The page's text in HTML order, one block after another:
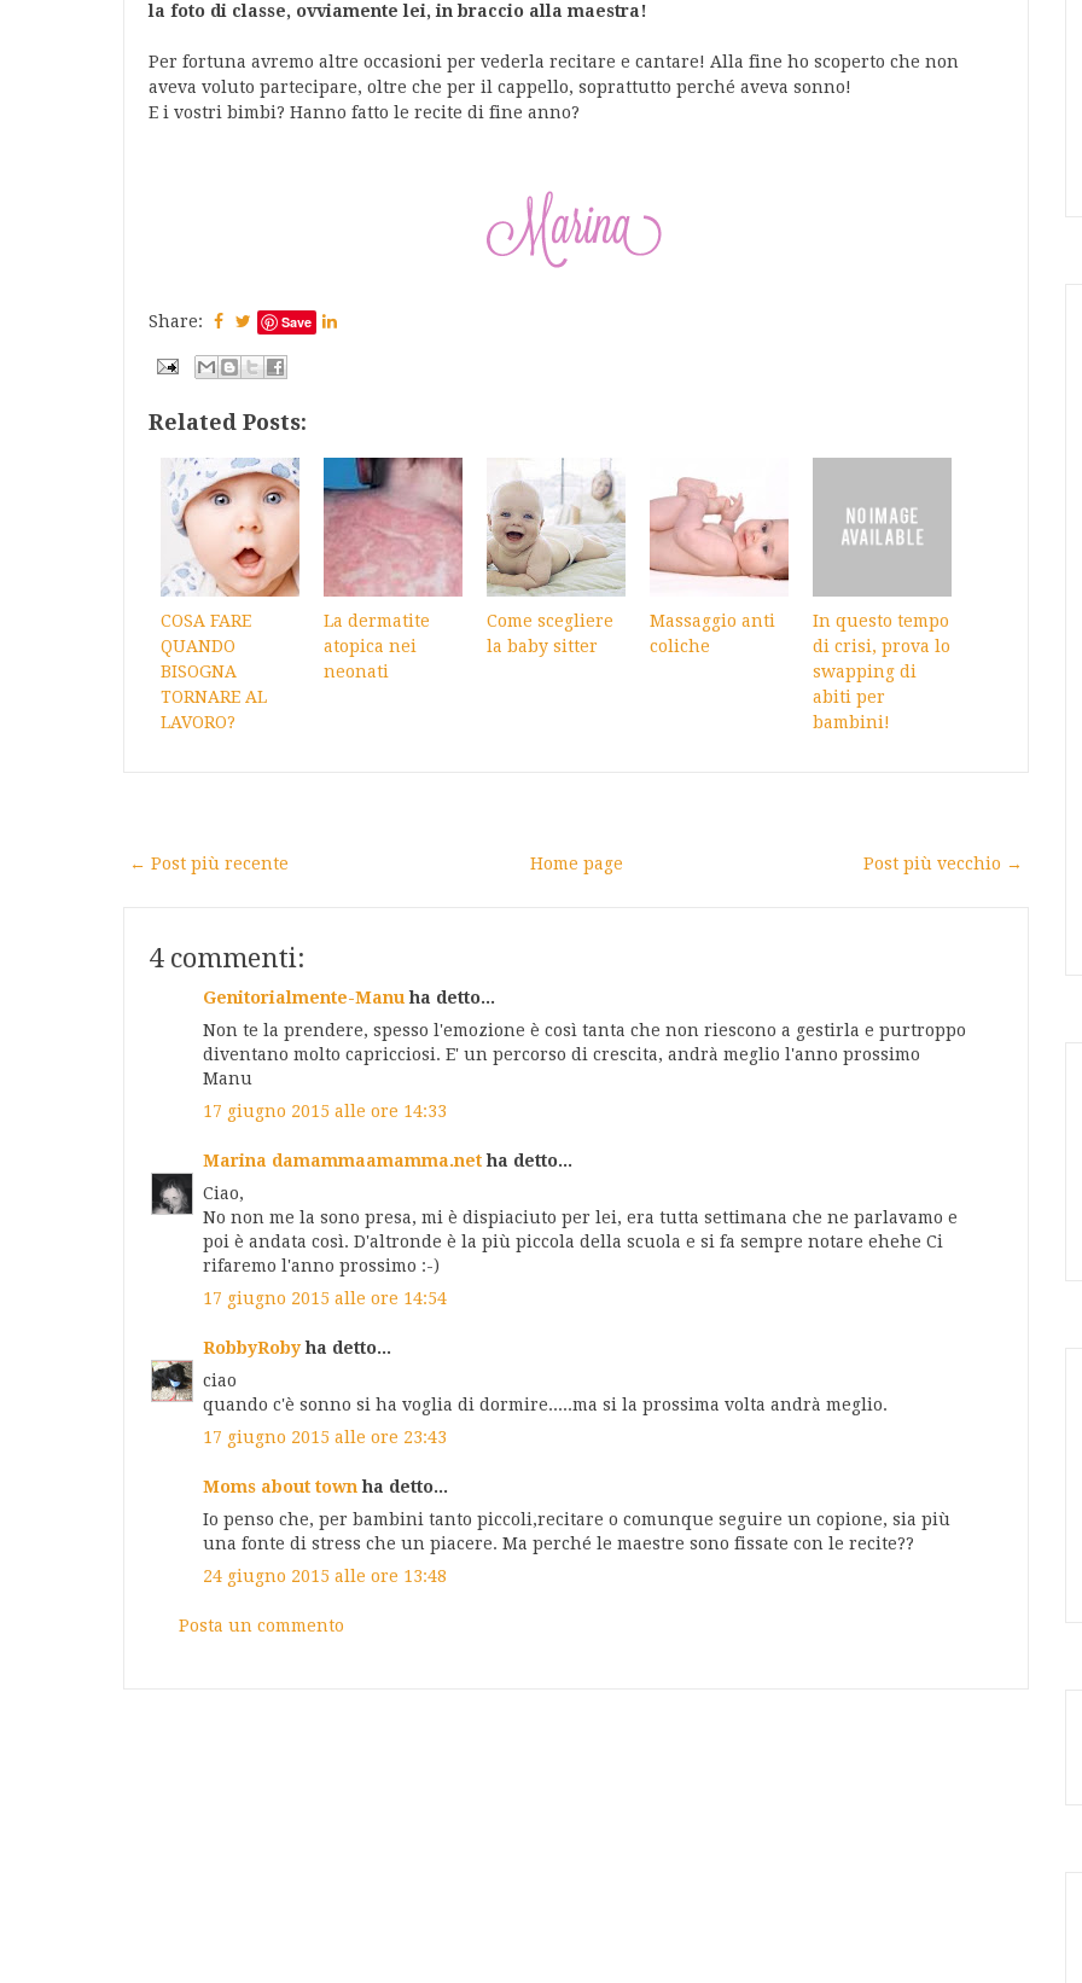
la foto di classe, ovviamente lei, in braccio alla maestra!
Per fortuna avremo altre occasioni per vederla recitare e cantare! Alla fine ho scoperto che non
aveva voluto partecipare, oltre che per il cappello, soprattutto perché aveva sonno!
E i vostri bimbi? Hanno fatto le recite di fine anno?
Share: Save
Related Posts:
COSA FARE
QUANDO
BISOGNA
TORNARE AL
LAVORO?
La dermatite
atopica nei
neonati
Come scegliere
la baby sitter
Massaggio anti
coliche
In questo tempo
di crisi, prova lo
swapping di
abiti per
bambini!
← Post più recente Post più vecchio →
Home page
4 commenti:
Genitorialmente-Manu ha detto...
Non te la prendere, spesso l'emozione è così tanta che non riescono a gestirla e purtroppo
diventano molto capricciosi. E' un percorso di crescita, andrà meglio l'anno prossimo
Manu
17 giugno 2015 alle ore 14:33
Marina damammaamamma.netha detto...
Ciao,
No non me la sono presa, mi è dispiaciuto per lei, era tutta settimana che ne parlavamo e
poi è andata così. D'altronde è la più piccola della scuola e si fa sempre notare ehehe Ci
rifaremo l'anno prossimo :-)
17 giugno 2015 alle ore 14:54
RobbyRobyha detto...
ciao
quando c'è sonno si ha voglia di dormire.....ma si la prossima volta andrà meglio.
17 giugno 2015 alle ore 23:43
Moms about town ha detto...
Io penso che, per bambini tanto piccoli,recitare o comunque seguire un copione, sia più
una fonte di stress che un piacere. Ma perché le maestre sono fissate con le recite??
24 giugno 2015 alle ore 13:48
Posta un commento